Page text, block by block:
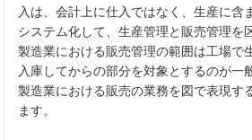
入は、会計上に仕入ではなく、生産に含
システム化して、生産管理と販売管理を
製造業における販売管理の範囲は工場で
入庫してからの部分を対象とするのが一
製造業における販売の業務を図で表現す
ます。